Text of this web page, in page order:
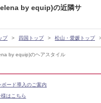
by equip)のヘアスタイル
by equip)の近隣サ
プ 四国トップ 松山・愛媛トップ
ード導入のご案内
はこちら